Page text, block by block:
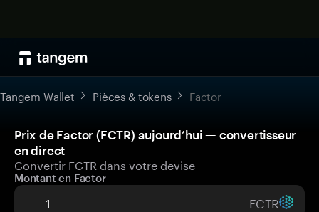
Tangem Wallet Pièces & tokens Factor
Prix de Factor (FCTR) aujourd’hui — convertisseur
en direct
Convertir FCTR dans votre devise
Montant en Factor
FCTR